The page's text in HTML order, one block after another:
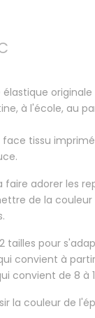
originale
à l'école, au
face tissu
faire adorer les
de la
tailles pour
convient à
convient de 8 à
la couleur de